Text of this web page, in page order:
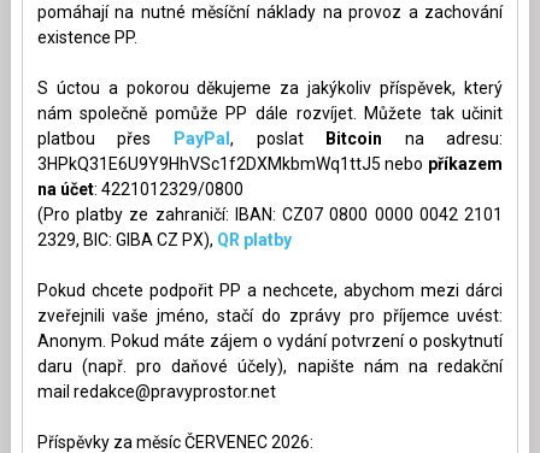
pomáhají na nutné měsíční náklady na provoz a zachování
existence PP.
S úctou a pokorou děkujeme za jakýkoliv příspěvek, který
nám společně pomůže PP dále rozvíjet. Můžete tak učinit
platbou přes
PayPal, poslat Bitcoin na adresu:
3HPkQ31E6U9Y9HhVSc1f2DXMkbmWq1ttJ5 nebo příkazem
na účet: 4221012329/0800
(Pro platby ze zahraničí: IBAN: CZ07 0800 0000 0042 2101
2329, BIC: GIBA CZ PX), QR platby
Pokud chcete podpořit PP a nechcete, abychom mezi dárci
zveřejnili vaše jméno, stačí do zprávy pro příjemce uvést:
Anonym. Pokud máte zájem o vydání potvrzení o poskytnutí
daru (např. pro daňové účely), napište nám na redakční
mail redakce@pravyprostor.net
Příspěvky za měsíc ČERVENEC 2026: